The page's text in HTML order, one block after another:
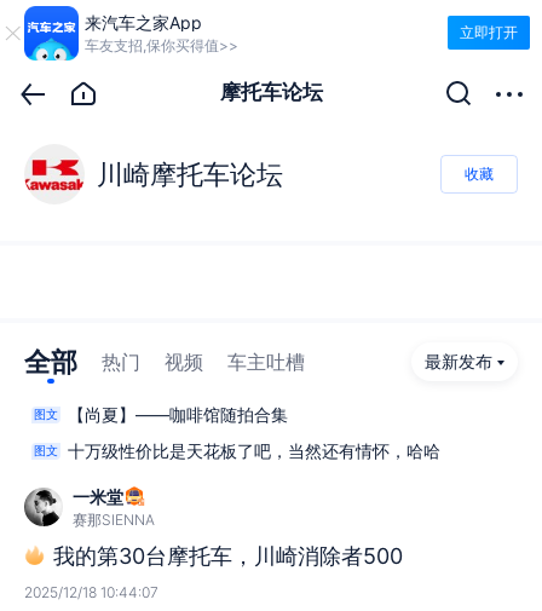
来汽车之家App
车友支招,保你买得值>>
立即打开
摩托车论坛
川崎摩托车论坛 收藏
全部 热门 视频 车主吐槽 最新发布
【尚夏】——咖啡馆随拍合集
图文
十万级性价比是天花板了吧，当然还有情怀，哈哈
图文
一米堂
赛那SIENNA
我的第30台摩托车，川崎消除者500
2025/12/18 10:44:07